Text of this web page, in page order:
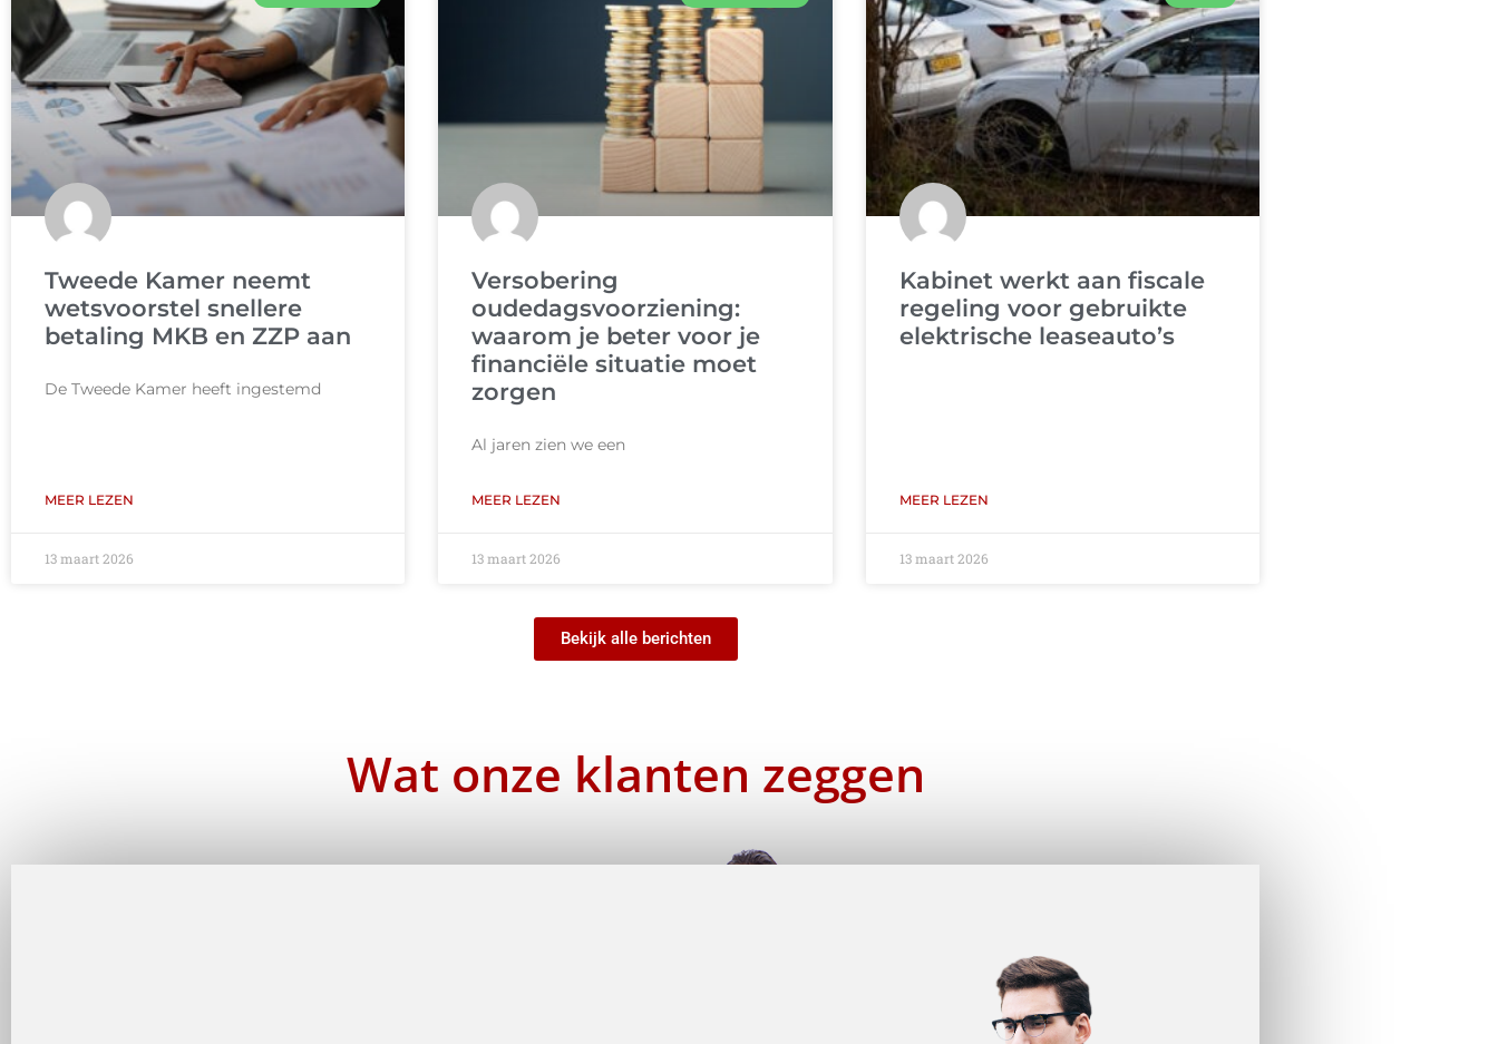
Tweede Kamer neemt
wetsvoorstel snellere
betaling MKB en ZZP aan
De Tweede Kamer heeft ingestemd
MEER LEZEN
13 maart 2026
Versobering
oudedagsvoorziening:
waarom je beter voor je
financiële situatie moet
zorgen
Al jaren zien we een
MEER LEZEN
13 maart 2026
Kabinet werkt aan fiscale
regeling voor gebruikte
elektrische leaseauto’s
MEER LEZEN
13 maart 2026
Bekijk alle berichten
Wat onze klanten zeggen